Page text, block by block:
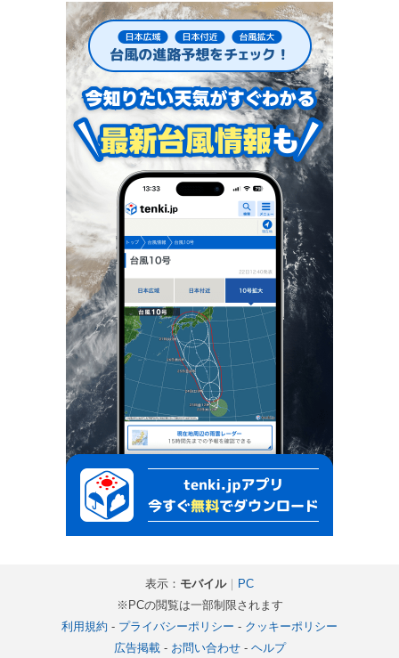
表示： モバイル｜ PC
※PCの閲覧は一部制限されます
利用規約 - プライバシーポリシー - クッキーポリシー
広告掲載- お問い合わせ- ヘルプ